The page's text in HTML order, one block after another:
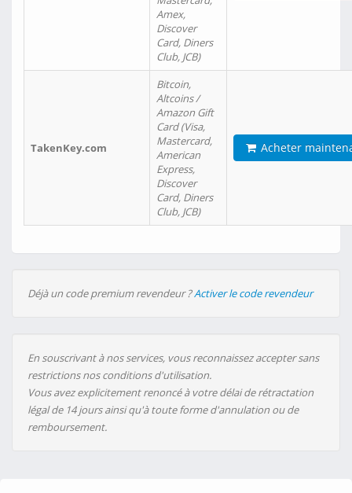
Amex,
Discover
Card, Diners
Club, JCB)
TakenKey.com
Bitcoin,
Altcoins /
Amazon Gift
Card (Visa,
Mastercard,
American
Express,
Discover
Card, Diners
Club, JCB)
Acheter
Déjà un code premium revendeur ?Activer le code revendeur
En souscrivant à nos services, vous reconnaissez accepter sans
restrictions nos conditions d'utilisation.
Vous avez explicitement renoncé à votre délai de rétractation
légal de 14 jours ainsi qu'à toute forme d'annulation ou de
remboursement.